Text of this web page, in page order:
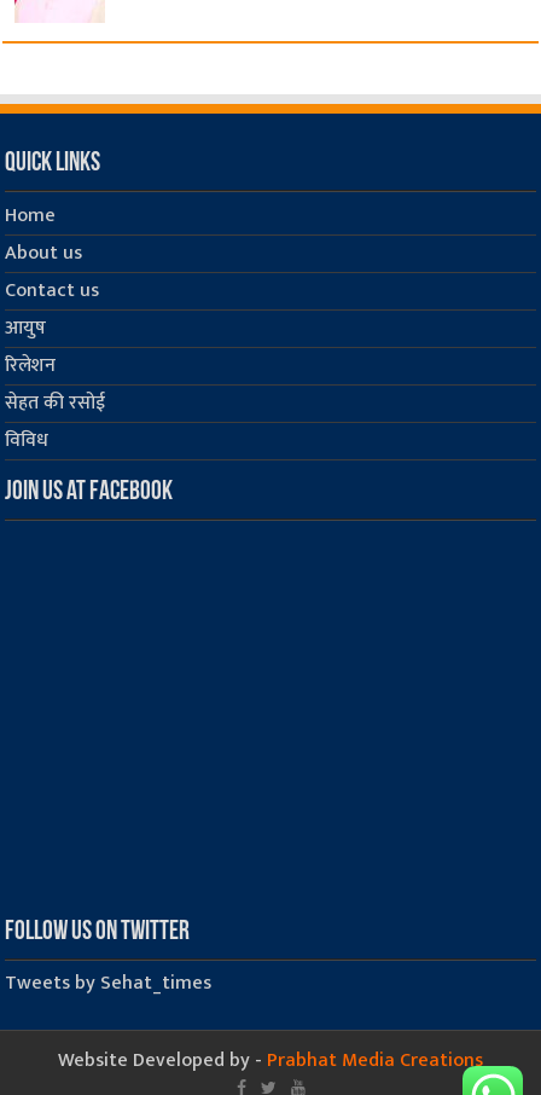
Quick Links
Home
About us
Contact us
आयुष
रिलेशन
सेहत की रसोई
विविध
Join us at Facebook
Follow us on Twitter
Tweets by Sehat_times
Website Developed by - Prabhat Media Creations